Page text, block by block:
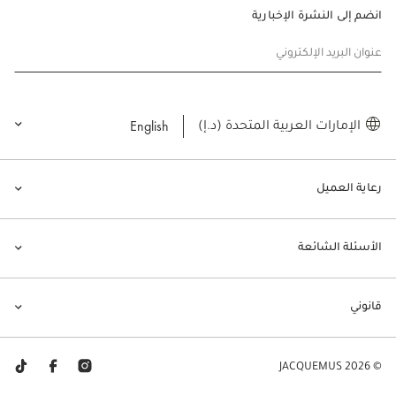
رعاية العميل
الأسئلة الشائعة
قانوني
انضم إلى النشرة الإخبارية
عنوان البريد الإلكتروني
الإمارات العربية المتحدة (د.إ) English
© JACQUEMUS 2026